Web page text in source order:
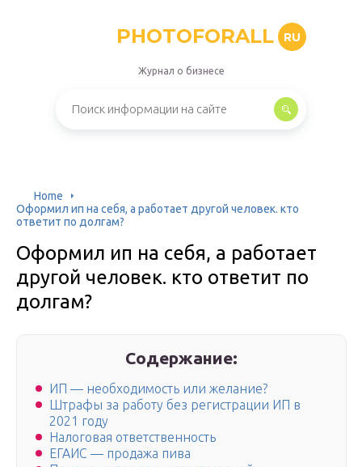
PHOTOFORALL RU
Журнал о бизнесе
Home
Оформил ип на себя, а работает другой человек. кто
ответит по долгам?
Оформил ип на себя, а работает
другой человек. кто ответит по
долгам?
Содержание:
ИП — необходимость или желание?
Штрафы за работу без регистрации ИП в
2021 году
Налоговая ответственность
ЕГАИС — продажа пива